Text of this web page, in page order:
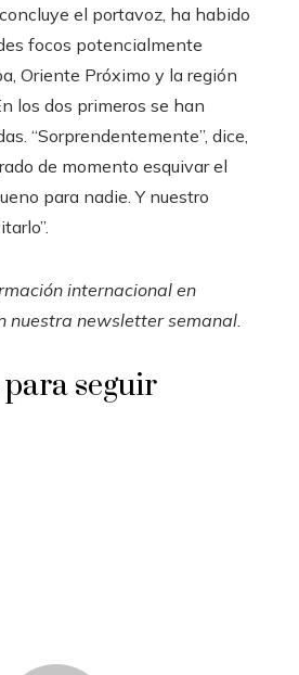
el portavoz, ha habido
focos potencialmente
Oriente Próximo y la región
los dos primeros se han
“Sorprendentemente”, dice,
de momento esquivar el
para nadie. Y nuestro
internacional en
nuestra newsletter semanal.
seguir